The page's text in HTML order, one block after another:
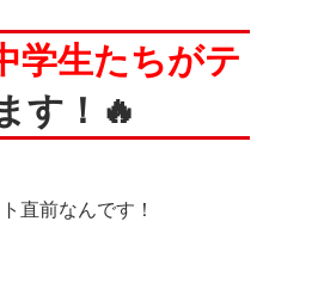
学生たちがテ
す！🔥
直前なんです！